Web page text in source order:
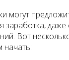
могут
заработка, даже
Вот
начать: